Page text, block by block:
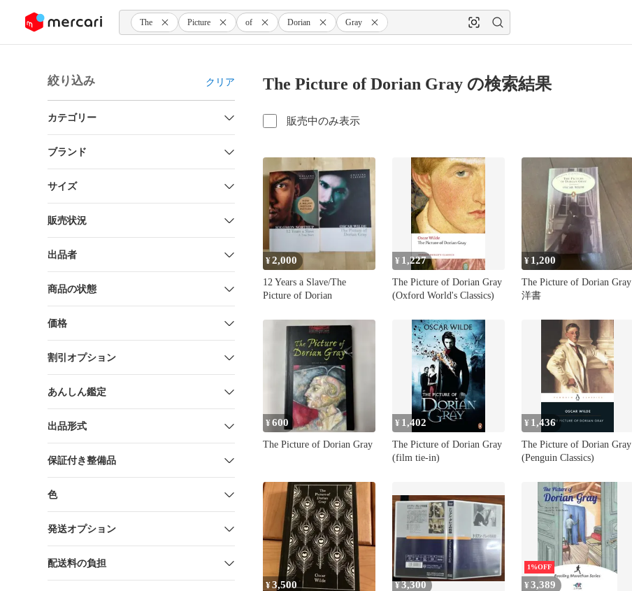
ツにスキップ The Picture of Dorian Gray
絞り込み クリア
カテゴリー
ブランド
サイズ
販売状況
出品者
商品の状態
価格
割引オプション
あんしん鑑定
出品形式
保証付き整備品
色
発送オプション
配送料の負担
The Picture of Dorian Gray の検索結果
販売中のみ表示
¥2,000
12 Years a Slave/The
Picture of Dorian
¥ 1,227
The Picture of Dorian Gray
(Oxford World's Classics)
¥ 1,200
The Picture of Dorian Gray
洋書
¥600
The Picture of Dorian Gray
¥ 1,402
The Picture of Dorian Gray
(film tie-in)
¥ 1,436
The Picture of Dorian Gray
(Penguin Classics)
¥3,500 ¥3,300
1%OFF
¥3,389